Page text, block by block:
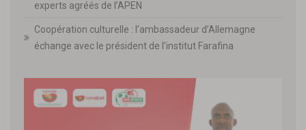
experts agréés de l’APEN
Coopération culturelle : l’ambassadeur d’Allemagne
échange avec le président de l’institut Farafina